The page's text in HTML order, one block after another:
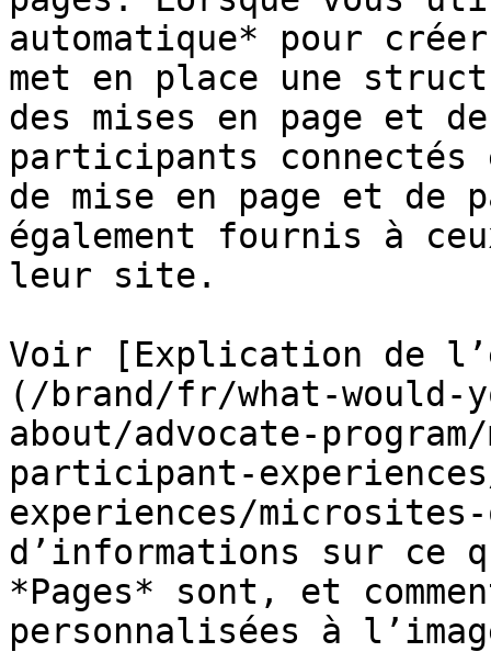
automatique* pour
met en place une
des mises en page et
participants connectés
de mise en page et de
également fournis à
leur site.
Voir [Explication de
(/brand/fr/what-
about/advocate-program/
participant-
experiences/
d’informations sur ce
*Pages* sont, et
personnalisées à